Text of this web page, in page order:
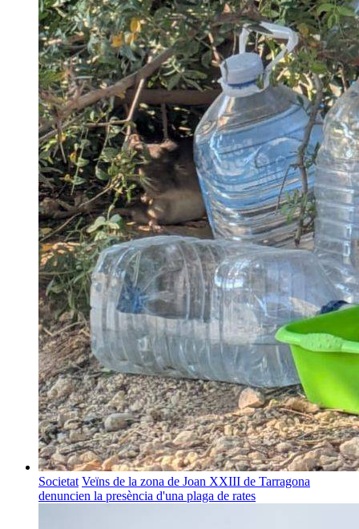
Societat Veïns de la zona de Joan XXIII de Tarragona
denuncien la presència d'una plaga de rates